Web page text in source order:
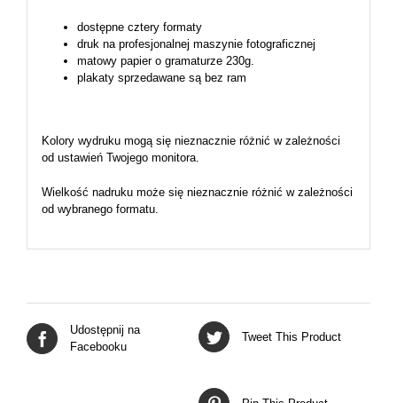
dostępne cztery formaty
druk na profesjonalnej maszynie fotograficznej
matowy papier o gramaturze 230g.
plakaty sprzedawane są bez ram
Kolory wydruku mogą się nieznacznie różnić w zależności
od ustawień Twojego monitora.
Wielkość nadruku może się nieznacznie różnić w zależności
od wybranego formatu.
Udostępnij na
Facebooku
Tweet This Product